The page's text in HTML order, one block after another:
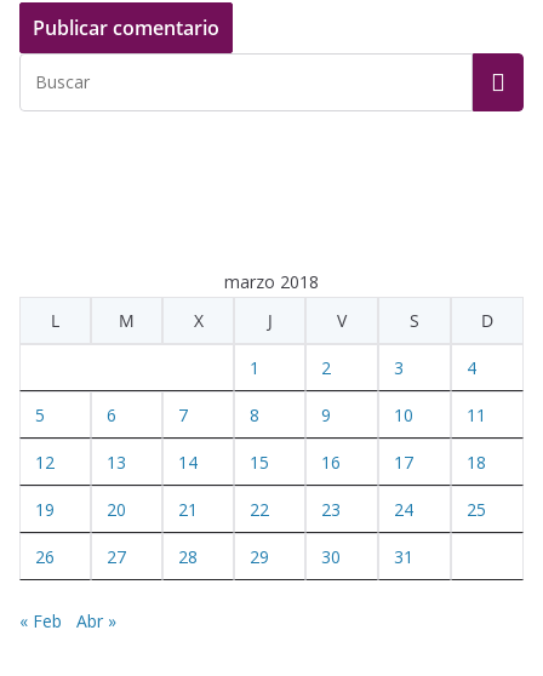
marzo 2018
L
M X J V S D
1 2 3 4
5 6 7 8 9 10 11
12 13 14 15 16 17 18
19 20 21 22 23 24 25
26 27 28 29 30 31
« Feb Abr »